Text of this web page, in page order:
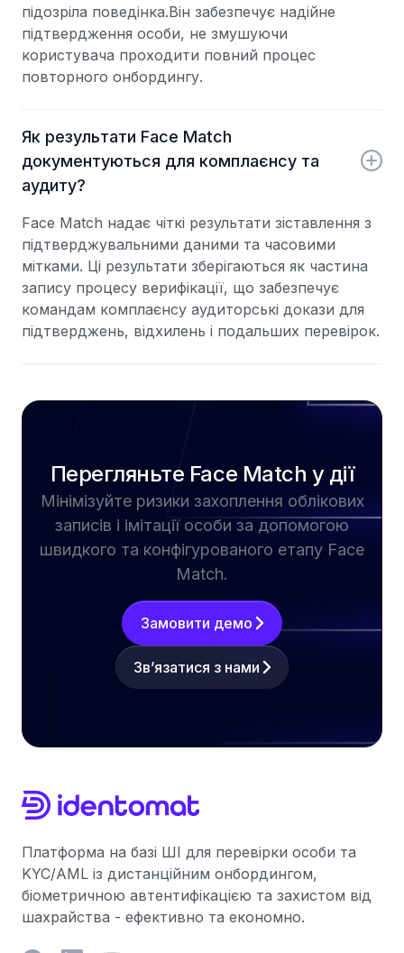
підозріла поведінка.Він забезпечує надійне
підтвердження особи, не змушуючи
користувача проходити повний процес
повторного онбордингу.
Як результати Face Match
документуються для комплаєнсу та
аудиту?
Face Match надає чіткі результати зіставлення з
підтверджувальними даними та часовими
мітками. Ці результати зберігаються як частина
запису процесу верифікації, що забезпечує
командам комплаєнсу аудиторські докази для
підтверджень, відхилень і подальших перевірок.
Перегляньте Face Match у дії
Мінімізуйте ризики захоплення облікових
записів і імітації особи за допомогою
швидкого та конфігурованого етапу Face
Match.
Замовити демо
Зв’язатися з нами
Платформа на базі ШІ для перевірки особи та
KYC/AML із дистанційним онбордингом,
біометричною автентифікацією та захистом від
шахрайства - ефективно та економно.